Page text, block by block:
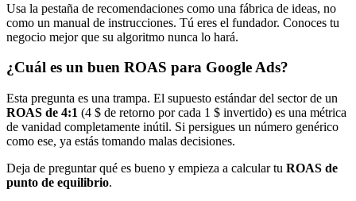
Usa la pestaña de recomendaciones como una fábrica de ideas, no
como un manual de instrucciones. Tú eres el fundador. Conoces tu
negocio mejor que su algoritmo nunca lo hará.
¿Cuál es un buen ROAS para Google Ads?
Esta pregunta es una trampa. El supuesto estándar del sector de un
ROAS de 4:1 (4 $ de retorno por cada 1 $ invertido) es una métrica
de vanidad completamente inútil. Si persigues un número genérico
como ese, ya estás tomando malas decisiones.
Deja de preguntar qué es bueno y empieza a calcular tu ROAS de
punto de equilibrio.